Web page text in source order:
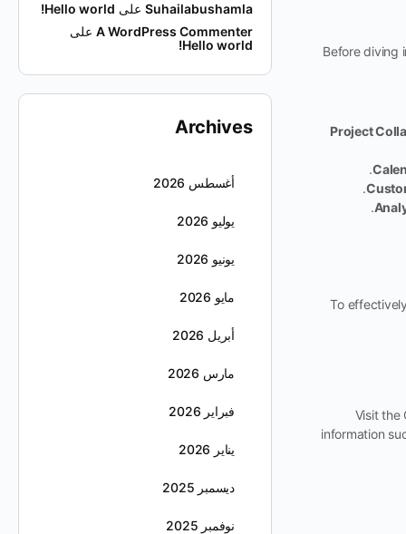
Before diving
Project
To
Visit the
information
Suhailabushamla على Hello world!
A WordPress Commenter على
Hello world!
Archives
أغسطس 2026
يوليو 2026
يونيو 2026
مايو 2026
أبريل 2026
مارس 2026
فبراير 2026
يناير 2026
ديسمبر 2025
نوفمبر 2025